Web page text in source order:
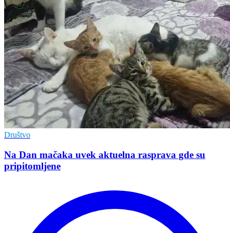
Društvo
Na Dan mačaka uvek aktuelna rasprava gde su
pripitomljene